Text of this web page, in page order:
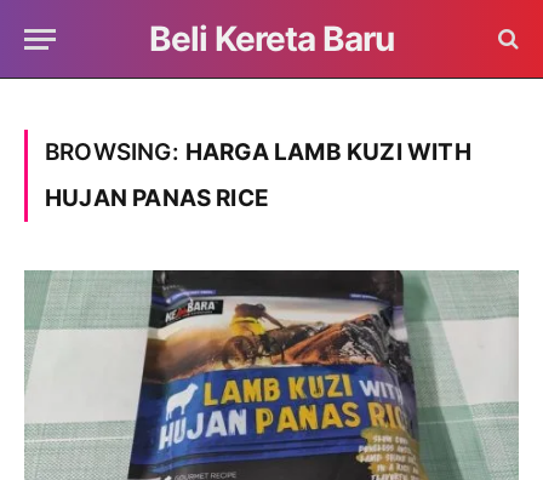
Beli Kereta Baru
BROWSING: HARGA LAMB KUZI WITH
HUJAN PANAS RICE